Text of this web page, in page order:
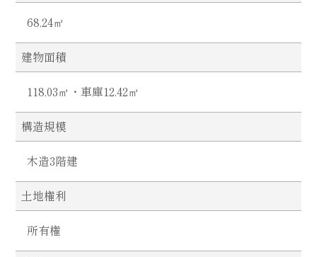
68.24㎡
建物面積
118.03㎡・車庫12.42㎡
構造規模
木造3階建
土地権利
所有権